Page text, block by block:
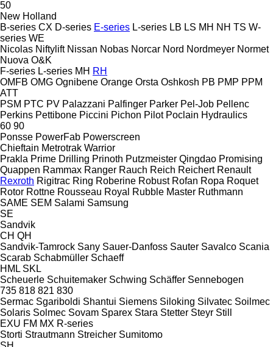
50
New Holland
B-series CX D-series E-series L-series LB LS MH NH TS W-
series WE
Nicolas Niftylift Nissan Nobas Norcar Nord Nordmeyer Normet
Nuova O&K
F-series L-series MH RH
OMFB OMG Ognibene Orange Orsta Oshkosh PB PMP PPM
ATT
PSM PTC PV Palazzani Palfinger Parker Pel-Job Pellenc
Perkins Pettibone Piccini Pichon Pilot Poclain Hydraulics
60 90
Ponsse PowerFab Powerscreen
Chieftain Metrotrak Warrior
Prakla Prime Drilling Prinoth Putzmeister Qingdao Promising
Quappen Rammax Ranger Rauch Reich Reichert Renault
Rexroth Rigitrac Ring Roberine Robust Rofan Ropa Roquet
Rotor Rottne Rousseau Royal Rubble Master Ruthmann
SAME SEM Salami Samsung
SE
Sandvik
CH QH
Sandvik-Tamrock Sany Sauer-Danfoss Sauter Savalco Scania
Scarab Schabmüller Schaeff
HML SKL
Scheuerle Schuitemaker Schwing Schäffer Sennebogen
735 818 821 830
Sermac Sgariboldi Shantui Siemens Siloking Silvatec Soilmec
Solaris Solmec Sovam Sparex Stara Stetter Steyr Still
EXU FM MX R-series
Storti Strautmann Streicher Sumitomo